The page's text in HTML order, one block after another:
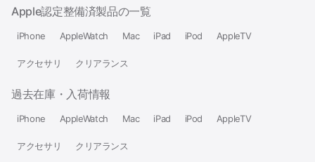
Apple認定整備済製品の一覧
iPhone AppleWatch Mac iPad iPod AppleTV
アクセサリ クリアランス
過去在庫・入荷情報
iPhone AppleWatch Mac iPad iPod AppleTV
アクセサリ クリアランス